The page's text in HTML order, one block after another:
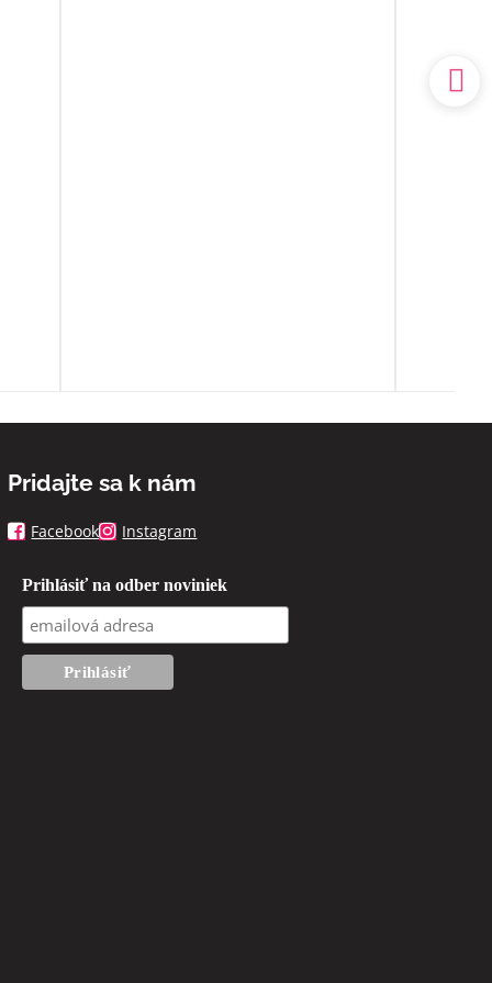
Pridajte sa k nám
Facebook Instagram
Prihlásiť na odber noviniek